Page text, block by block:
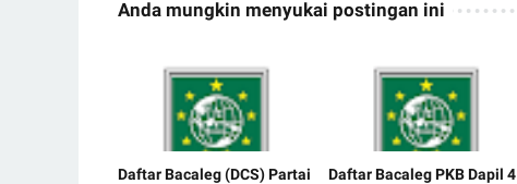
Anda mungkin menyukai postingan ini
Daftar Bacaleg (DCS) Partai
Daftar Bacaleg PKB Dapil 4